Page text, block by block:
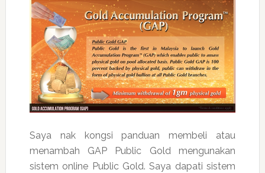
Saya nak kongsi panduan membeli atau
menambah GAP Public Gold mengunakan
sistem online Public Gold. Saya dapati sistem